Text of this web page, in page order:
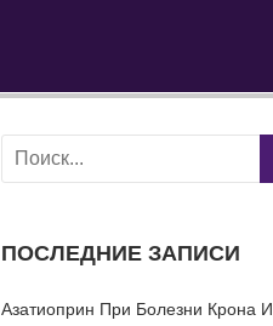
ПОСЛЕДНИЕ ЗАПИСИ
Азатиоприн При Болезни Крона И